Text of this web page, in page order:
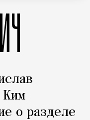
Ким
о разделе